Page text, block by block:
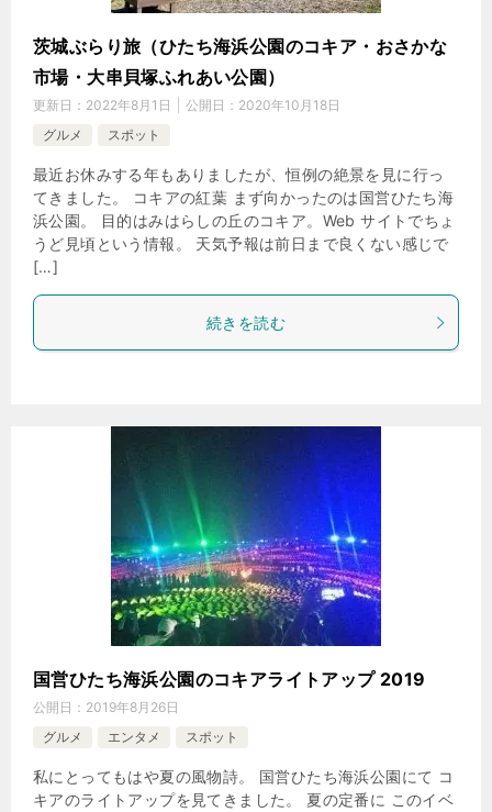
茨城ぶらり旅（ひたち海浜公園のコキア・おさかな
市場・大串貝塚ふれあい公園）
更新日： 2022年8月1日 公開日： 2020年10月18日
グルメ
スポット
最近お休みする年もありましたが、恒例の絶景を見に行っ
てきました。 コキアの紅葉 まず向かったのは国営ひたち海
浜公園。 目的はみはらしの丘のコキア。Web サイトでちょ
うど見頃という情報。 天気予報は前日まで良くない感じで
[…]
続きを読む
国営ひたち海浜公園のコキアライトアップ 2019
公開日： 2019年8月26日
グルメ
エンタメ スポット
私にとってもはや夏の風物詩。 国営ひたち海浜公園にて コ
キアのライトアップを見てきました。 夏の定番に このイベ